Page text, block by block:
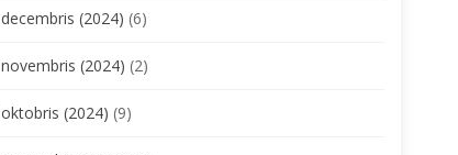
decembris (2024) (6)
novembris (2024) (2)
oktobris (2024) (9)